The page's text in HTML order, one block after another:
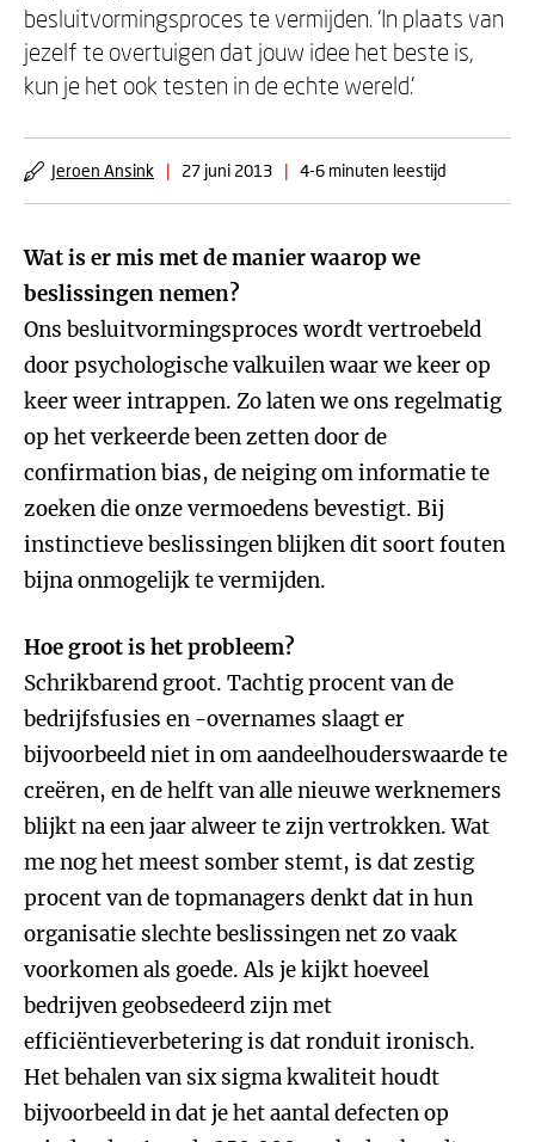
besluitvormingsproces te vermijden. ‘In plaats van
jezelf te overtuigen dat jouw idee het beste is,
kun je het ook testen in de echte wereld.’
Jeroen Ansink | 27 juni 2013 | 4-6 minuten leestijd
Wat is er mis met de manier waarop we
beslissingen nemen?
Ons besluitvormingsproces wordt vertroebeld
door psychologische valkuilen waar we keer op
keer weer intrappen. Zo laten we ons regelmatig
op het verkeerde been zetten door de
confirmation bias, de neiging om informatie te
zoeken die onze vermoedens bevestigt. Bij
instinctieve beslissingen blijken dit soort fouten
bijna onmogelijk te vermijden.
Hoe groot is het probleem?
Schrikbarend groot. Tachtig procent van de
bedrijfsfusies en -overnames slaagt er
bijvoorbeeld niet in om aandeelhouderswaarde te
creëren, en de helft van alle nieuwe werknemers
blijkt na een jaar alweer te zijn vertrokken. Wat
me nog het meest somber stemt, is dat zestig
procent van de topmanagers denkt dat in hun
organisatie slechte beslissingen net zo vaak
voorkomen als goede. Als je kijkt hoeveel
bedrijven geobsedeerd zijn met
efficiëntieverbetering is dat ronduit ironisch.
Het behalen van six sigma kwaliteit houdt
bijvoorbeeld in dat je het aantal defecten op